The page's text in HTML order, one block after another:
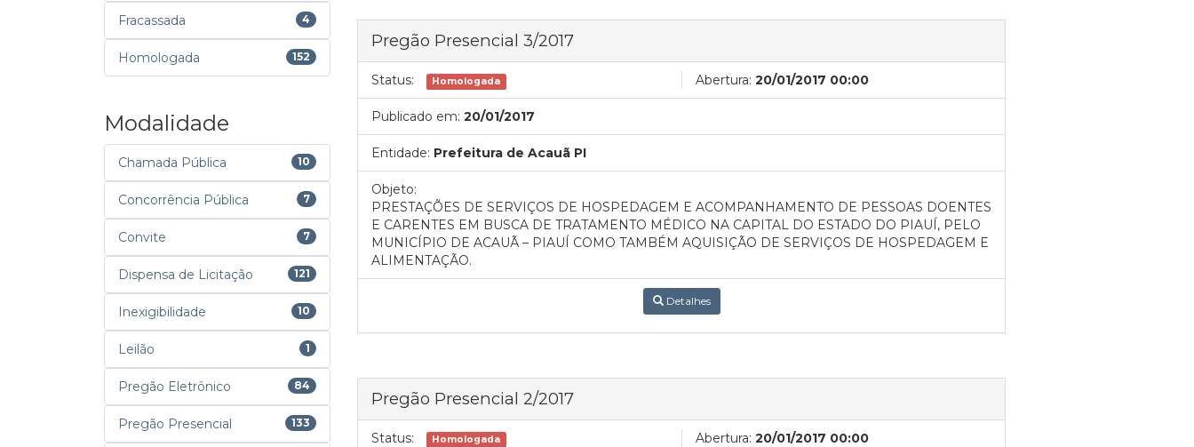
Fracassada 4
Homologada 152
Modalidade
Chamada Pública 10
Concorrência Pública 7
Convite 7
Dispensa de Licitação 121
Inexigibilidade 10
Leilão 1
Pregão Eletrônico 84
Pregão Presencial 133
Pregão Presencial 3/2017
Status: Homologada Abertura: 20/01/2017 00:00
Publicado em: 20/01/2017
Entidade: Prefeitura de Acauã PI
Objeto:
PRESTAÇÕES DE SERVIÇOS DE HOSPEDAGEM E ACOMPANHAMENTO DE PESSOAS DOENTES
E CARENTES EM BUSCA DE TRATAMENTO MÉDICO NA CAPITAL DO ESTADO DO PIAUÍ, PELO
MUNICÍPIO DE ACAUÃ – PIAUÍ COMO TAMBÉM AQUISIÇÃO DE SERVIÇOS DE HOSPEDAGEM E
ALIMENTAÇÃO.
Detalhes
Pregão Presencial 2/2017
Status: Homologada Abertura: 20/01/2017 00:00